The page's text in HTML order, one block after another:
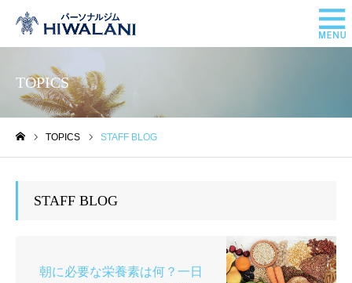
TOPICS
TOPICS STAFF BLOG
STAFF BLOG
朝に必要な栄養素は何？一日